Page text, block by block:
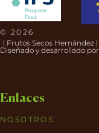
© 2026
| Frutos Secos Hernández |
Diseñado y desarrollado por
Enlaces
NOSOTROS